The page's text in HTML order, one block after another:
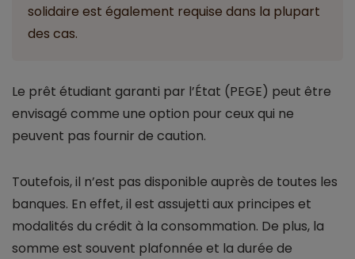
solidaire est également requise dans la plupart
des cas.
Le prêt étudiant garanti par l’État (PEGE) peut être
envisagé comme une option pour ceux qui ne
peuvent pas fournir de caution.
Toutefois, il n’est pas disponible auprès de toutes les
banques. En effet, il est assujetti aux principes et
modalités du crédit à la consommation. De plus, la
somme est souvent plafonnée et la durée de